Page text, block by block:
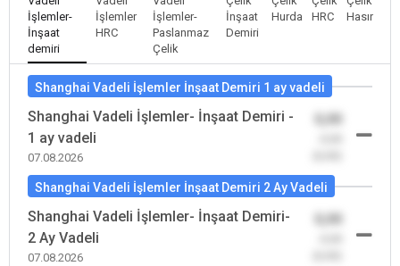
İşlemler-
İnşaat
demiri
İşlemler
HRC
İşlemler-
Paslanmaz
Çelik
İnşaat
Demiri
Hurda
HRC
Hasır
Shanghai Vadeli İşlemler İnşaat Demiri 1 ay vadeli
Shanghai Vadeli İşlemler- İnşaat Demiri -
1 ay vadeli
07.08.2026
0,00
Shanghai Vadeli İşlemler İnşaat Demiri 2 Ay Vadeli
Shanghai Vadeli İşlemler- İnşaat Demiri-
2 Ay Vadeli
07.08.2026
0,00